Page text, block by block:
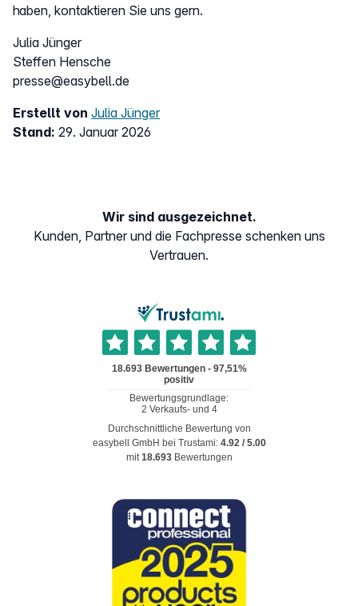
haben, kontaktieren Sie uns gern.
Julia Jünger
Steffen Hensche
presse@easybell.de
Erstellt von Julia Jünger
Stand: 29. Januar 2026
Wir sind ausgezeichnet.
Kunden, Partner und die Fachpresse schenken uns
Vertrauen.
Durchschnittliche Bewertung von
easybell GmbH bei Trustami: 4.92/ 5.00
mit18.693 Bewertungen